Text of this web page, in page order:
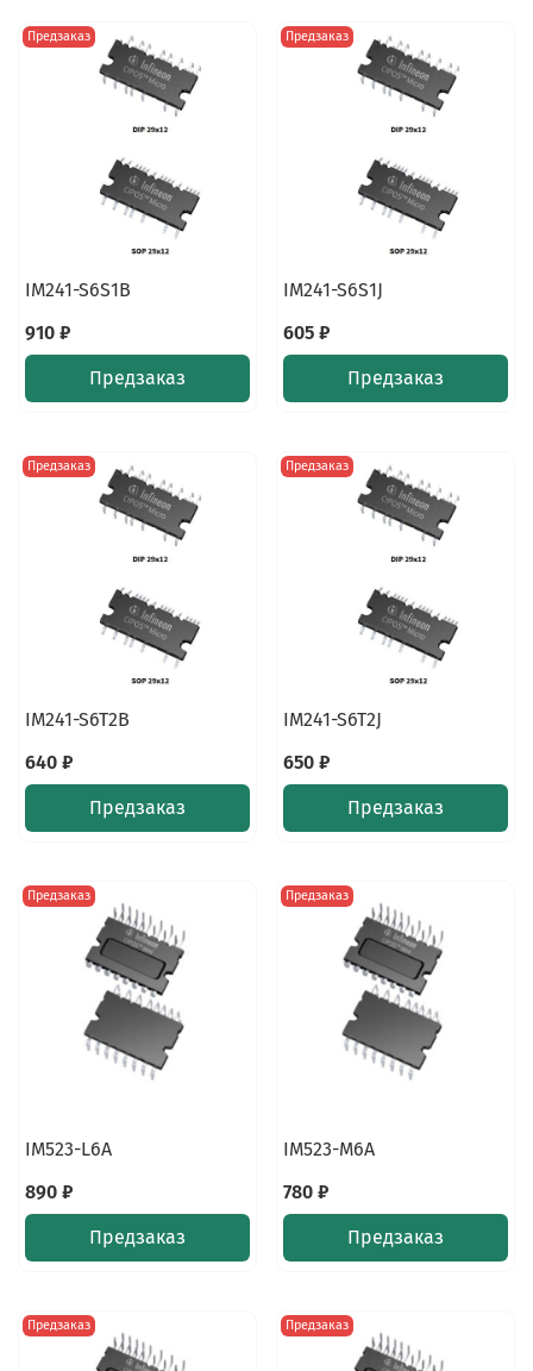
Предзаказ
IM241-S6S1B
910 ₽
Предзаказ
Предзаказ
IM241-S6S1J
605 ₽
Предзаказ
Предзаказ
IM241-S6T2B
640 ₽
Предзаказ
Предзаказ
IM241-S6T2J
650 ₽
Предзаказ
Предзаказ
IM523-L6A
890 ₽
Предзаказ
Предзаказ
IM523-M6A
780 ₽
Предзаказ
Предзаказ Предзаказ